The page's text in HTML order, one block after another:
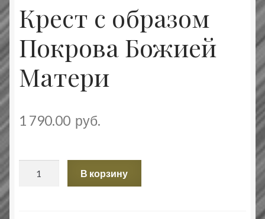
Крест с образом
Покрова Божией
Матери
1 790.00 руб.
В корзину